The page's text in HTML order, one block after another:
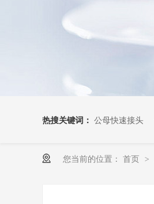
热搜关键词： 公母快速接头
您当前的位置： 首页 >